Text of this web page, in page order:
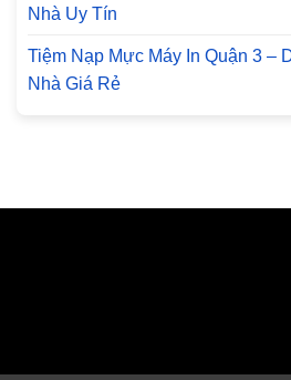
Nhà Uy Tín
Tiệm Nạp Mực Máy In Quận 3 –
Nhà Giá Rẻ